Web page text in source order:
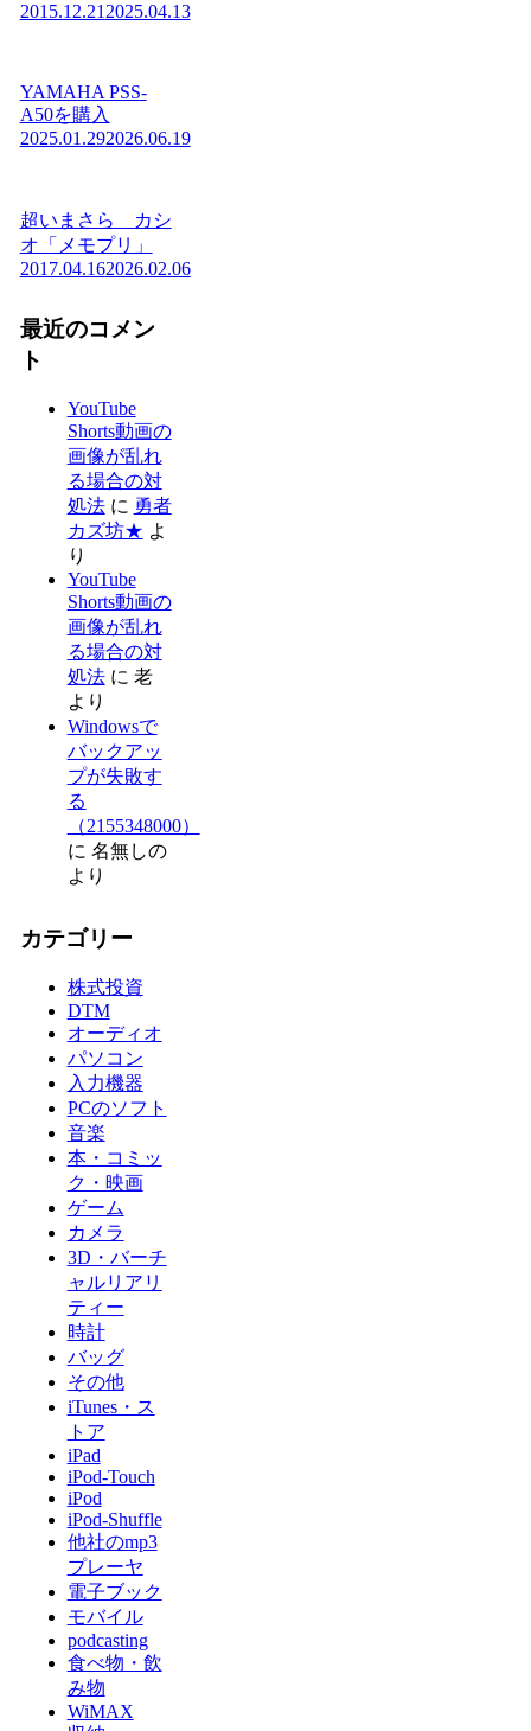
2015.12.212025.04.13
YAMAHA PSS-
A50を購入
2025.01.292026.06.19
超いまさら カシ
オ「メモプリ」
2017.04.162026.02.06
最近のコメン
ト
YouTube
Shorts動画の
画像が乱れ
る場合の対
処法に 勇者
カズ坊★ よ
り
YouTube
Shorts動画の
画像が乱れ
る場合の対
処法に 老
より
Windowsで
バックアッ
プが失敗す
る
（2155348000）
に 名無しの
より
カテゴリー
株式投資
DTM
オーディオ
パソコン
入力機器
PCのソフト
音楽
本・コミッ
ク・映画
ゲーム
カメラ
3D・バーチ
ャルリアリ
ティー
時計
バッグ
その他
iTunes・ス
トア
iPad
iPod-Touch
iPod
iPod-Shuffle
他社のmp3
プレーヤ
電子ブック
モバイル
podcasting
食べ物・飲
み物
WiMAX